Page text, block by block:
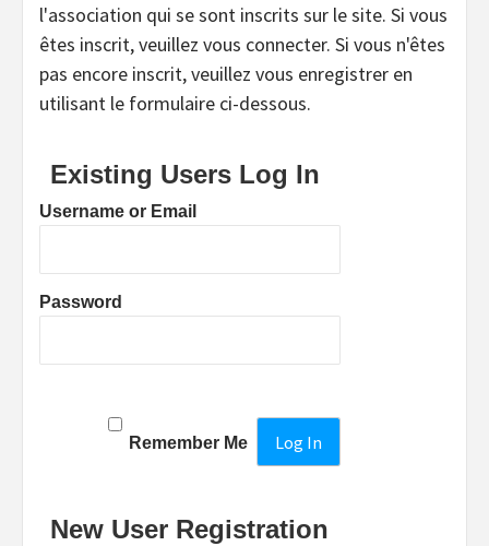
l'association qui se sont inscrits sur le site. Si vous
êtes inscrit, veuillez vous connecter. Si vous n'êtes
pas encore inscrit, veuillez vous enregistrer en
utilisant le formulaire ci-dessous.
Existing Users Log In
Username or Email
Password
Remember Me
New User Registration